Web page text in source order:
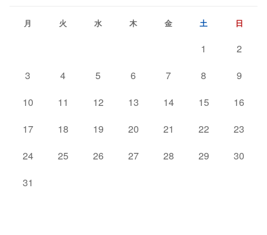
月 火 水 木 金 土 日
1
2
3
4 5 6 7 8
9
10
11 12 13 14 15
16
17
18 19 20 21 22
23
24
25 26 27 28 29
30
31